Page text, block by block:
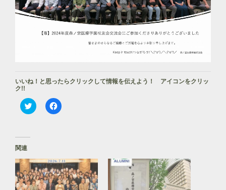
いいね！と思ったらクリックして情報を伝えよう！ アイコンをクリッ
ク!!
ク
リ
i
t
t
e
r
F
a
で
共
有
す
る
関連